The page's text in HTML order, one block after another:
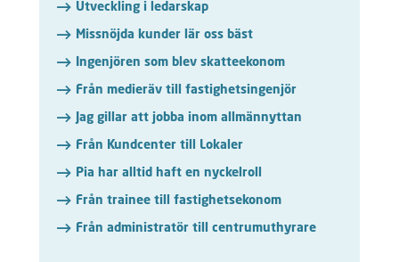
Utveckling i ledarskap
Missnöjda kunder lär oss bäst
Ingenjören som blev skatteekonom
Från medieräv till fastighetsingenjör
Jag gillar att jobba inom allmännyttan
Från Kundcenter till Lokaler
Pia har alltid haft en nyckelroll
Från trainee till fastighetsekonom
Från administratör till centrumuthyrare